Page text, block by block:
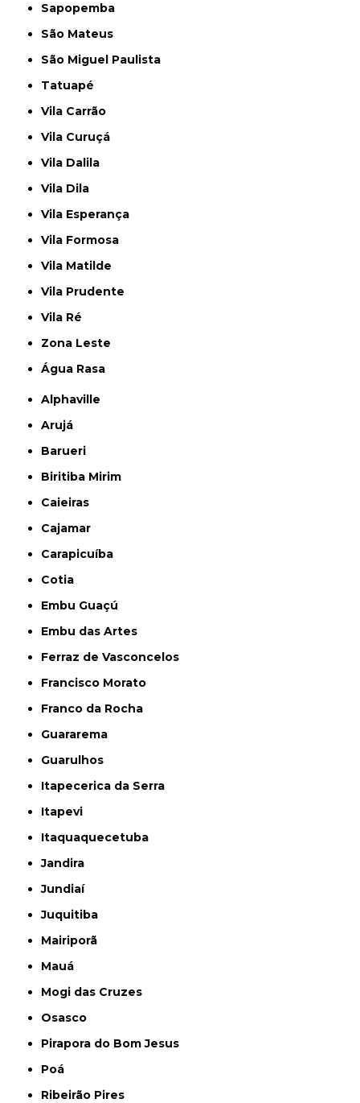
Sapopemba
São Mateus
São Miguel Paulista
Tatuapé
Vila Carrão
Vila Curuçá
Vila Dalila
Vila Dila
Vila Esperança
Vila Formosa
Vila Matilde
Vila Prudente
Vila Ré
Zona Leste
Água Rasa
Alphaville
Arujá
Barueri
Biritiba Mirim
Caieiras
Cajamar
Carapicuíba
Cotia
Embu Guaçú
Embu das Artes
Ferraz de Vasconcelos
Francisco Morato
Franco da Rocha
Guararema
Guarulhos
Itapecerica da Serra
Itapevi
Itaquaquecetuba
Jandira
Jundiaí
Juquitiba
Mairiporã
Mauá
Mogi das Cruzes
Osasco
Pirapora do Bom Jesus
Poá
Ribeirão Pires